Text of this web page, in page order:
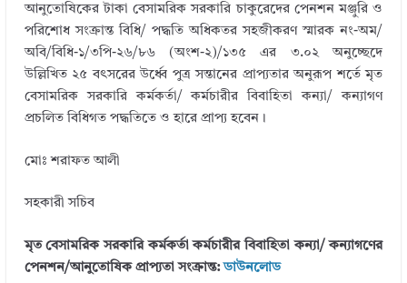
আনুতােষিকের টাকা বেসামরিক সরকারি চাকুরেদের পেনশন মঞ্জুরি ও
পরিশােধ সংক্রান্ত বিধি/ পদ্ধতি অধিকতর সহজীকরণ স্মারক নং-অম/
অবি/বিধি-১/৩পি-২৬/৮৬ (অংশ-২)/১৩৫ এর ৩.০২ অনুচ্ছেদে
উল্লিখিত ২৫ বৎসরের উর্ধ্বে পুত্র সন্তানের প্রাপ্যতার অনুরূপ শর্তে মৃত
বেসামরিক সরকারি কর্মকর্তা/ কর্মচারীর বিবাহিতা কন্যা/ কন্যাগণ
প্রচলিত বিধিগত পদ্ধতিতে ও হারে প্রাপ্য হবেন।
মােঃ শরাফত আলী
সহকারী সচিব
মৃত বেসামরিক সরকারি কর্মকর্তা কর্মচারীর বিবাহিতা কন্যা/ কন্যাগণের
পেনশন/আনুতােষিক প্রাপ্যতা সংক্রান্ত:ডাউনলোড